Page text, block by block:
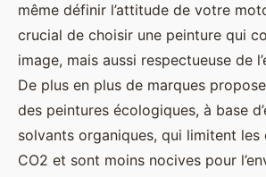
même définir l’attitude de votre
crucial de choisir une peinture qui
image, mais aussi respectueuse de
De plus en plus de marques
des peintures écologiques, à base
solvants organiques, qui limitent les
CO2 et sont moins nocives pour